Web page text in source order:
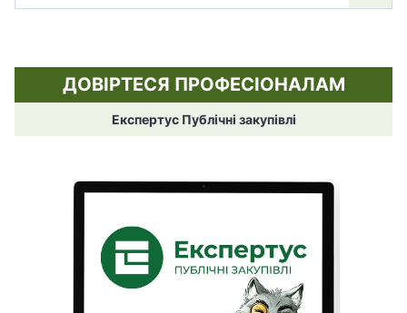
ДОВІРТЕСЯ ПРОФЕСІОНАЛАМ
Експертус Публічні закупівлі